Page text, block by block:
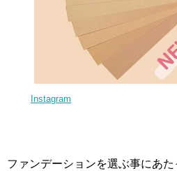
Instagram
ファンデーションを選ぶ事にあ